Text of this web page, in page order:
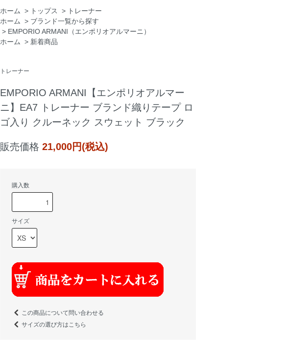
ホーム > トップス > トレーナー
ホーム
> ブランド一覧から探す
> EMPORIO ARMANI（エンポリオアルマーニ）
ホーム
> 新着商品
トレーナー
EMPORIO ARMANI【エンポリオアルマー
ニ】EA7 トレーナー ブランド織りテープ ロ
ゴ入り クルーネック スウェット ブラック
販売価格 21,000円(税込)
購入数
サイズ
この商品について問い合わせる
サイズの選び方はこちら